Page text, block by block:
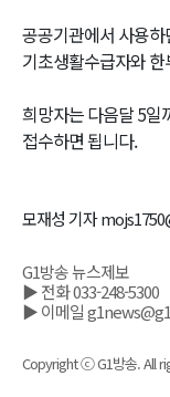
공공기관에서 사용
기초생활수급자와
희망자는 다음달 5일
접수하면 됩니다.
모재성 기자
G1방송 뉴스제보
▶ 전화 033-248-5300
▶ 이메일
Copyright ⓒ G1방송. All